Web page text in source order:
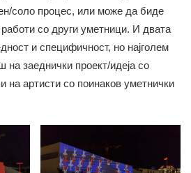
соло процес, или може да биде
работи со други уметници. И двата
и специфичност, но најголем
на заеднички проект/идеја со
на артисти со поинаков уметнички